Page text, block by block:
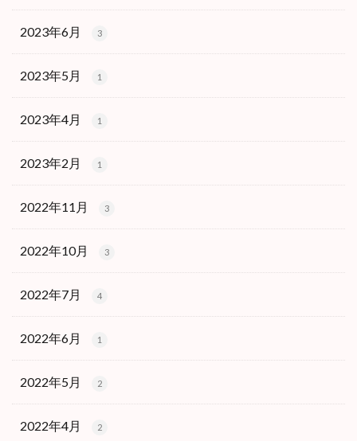
2023年6月 3
2023年5月 1
2023年4月 1
2023年2月 1
2022年11月 3
2022年10月 3
2022年7月 4
2022年6月 1
2022年5月 2
2022年4月 2